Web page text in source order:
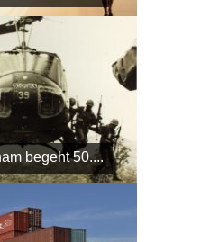
begeht 50....